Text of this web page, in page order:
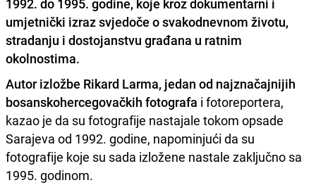
1992. do 1995. godine, koje kroz dokumentarni i
umjetnički izraz svjedoče o svakodnevnom životu,
stradanju i dostojanstvu građana u ratnim
okolnostima.
Autor izložbe Rikard Larma, jedan od najznačajnijih
bosanskohercegovačkih fotografa i fotoreportera,
kazao je da su fotografije nastajale tokom opsade
Sarajeva od 1992. godine, napominjući da su
fotografije koje su sada izložene nastale zaključno sa
1995. godinom.